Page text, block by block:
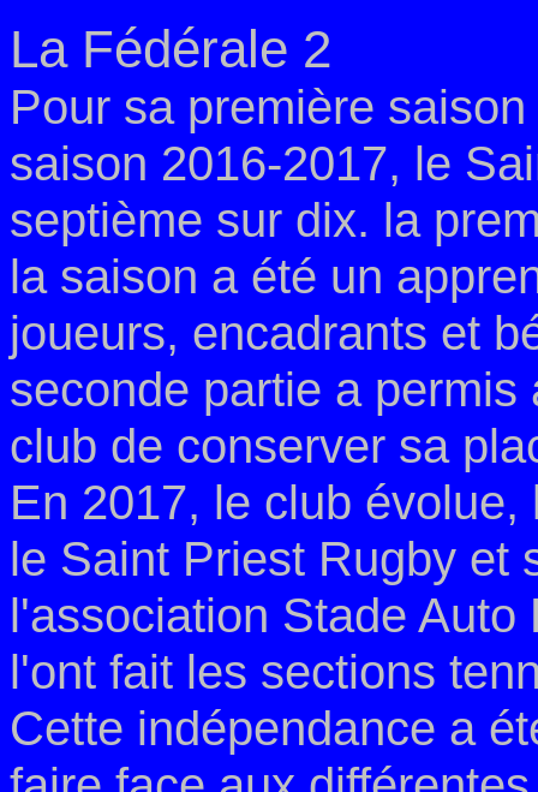
La Fédérale 2
Pour sa première
saison 2016-2017, le
septième sur dix. la
la saison a été un
joueurs, encadrants et
seconde partie a permis
club de conserver sa
En 2017, le club évolue,
le Saint Priest Rugby et
l'association Stade Auto
l'ont fait les sections
Cette indépendance a